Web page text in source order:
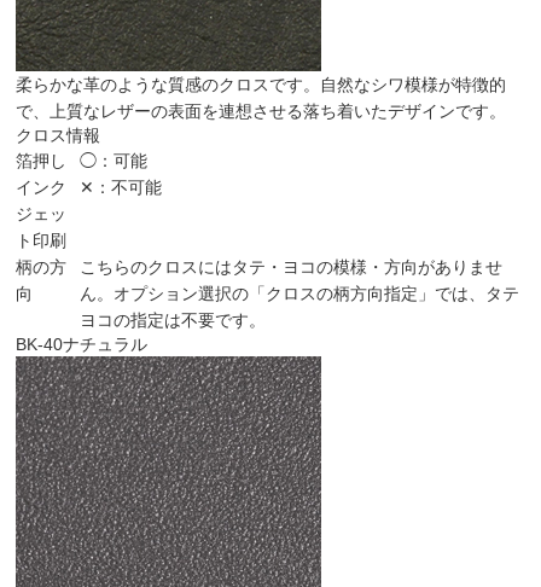
柔らかな革のような質感のクロスです。自然なシワ模様が特徴的
で、上質なレザーの表面を連想させる落ち着いたデザインです。
クロス情報
箔押し
◯：可能
インク
ジェッ
ト印刷
✕：不可能
柄の方
向
こちらのクロスにはタテ・ヨコの模様・方向がありませ
ん。オプション選択の「クロスの柄方向指定」では、タテ
ヨコの指定は不要です。
BK-40ナチュラル